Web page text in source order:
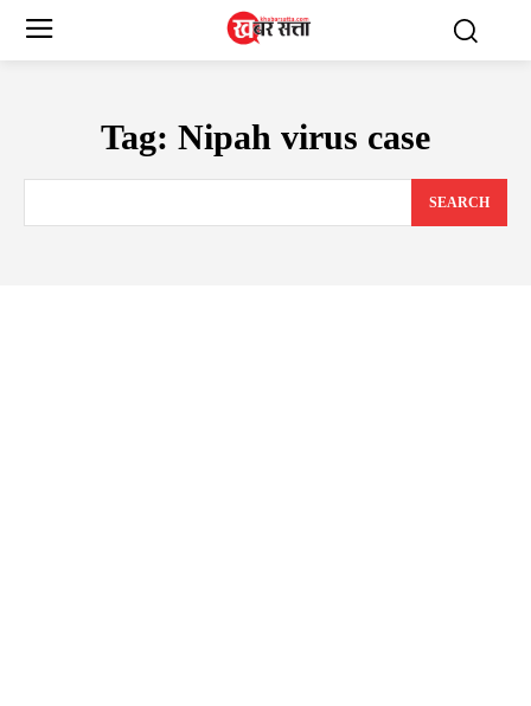
Tag: Nipah virus case
SEARCH